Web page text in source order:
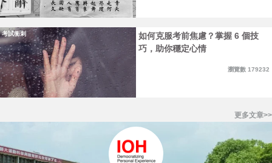
考試衝刺
如何克服考前焦慮？掌握 6 個技
巧，助你穩定心情
瀏覽數 179232
更多文章>>